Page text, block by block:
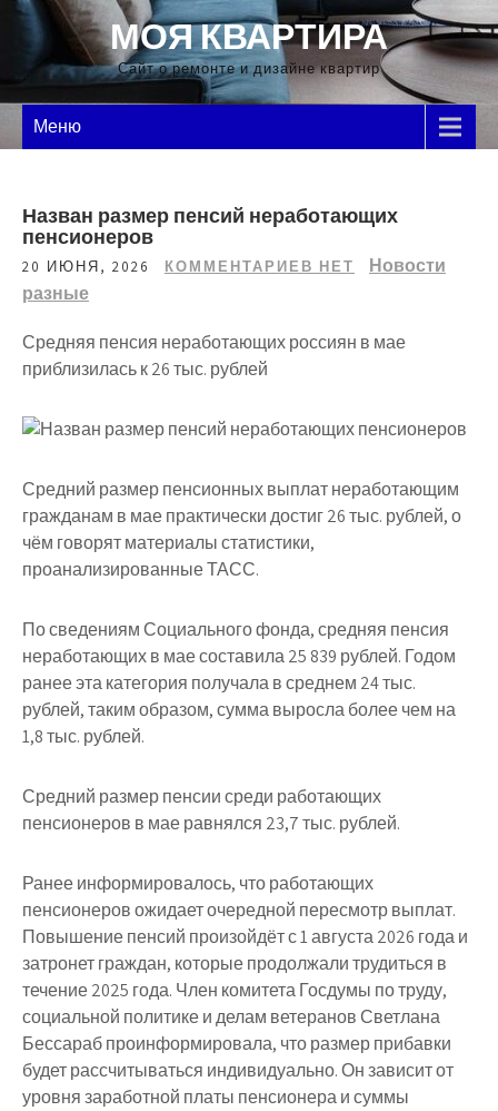
Перейти
содержимому
МОЯ КВАРТИРА
Сайт о ремонте и дизайне квартир
Меню
Назван размер пенсий неработающих
пенсионеров
20 ИЮНЯ, 2026 КОММЕНТАРИЕВ НЕТ
Новости
разные
Средняя пенсия неработающих россиян в мае
приблизилась к 26 тыс. рублей
Средний размер пенсионных выплат неработающим
гражданам в мае практически достиг 26 тыс. рублей, о
чём говорят материалы статистики,
проанализированные ТАСС.
По сведениям Социального фонда, средняя пенсия
неработающих в мае составила 25 839 рублей. Годом
ранее эта категория получала в среднем 24 тыс.
рублей, таким образом, сумма выросла более чем на
1,8 тыс. рублей.
Средний размер пенсии среди работающих
пенсионеров в мае равнялся 23,7 тыс. рублей.
Ранее информировалось, что работающих
пенсионеров ожидает очередной пересмотр выплат.
Повышение пенсий произойдёт с 1 августа 2026 года и
затронет граждан, которые продолжали трудиться в
течение 2025 года. Член комитета Госдумы по труду,
социальной политике и делам ветеранов Светлана
Бессараб проинформировала, что размер прибавки
будет рассчитываться индивидуально. Он зависит от
уровня заработной платы пенсионера и суммы